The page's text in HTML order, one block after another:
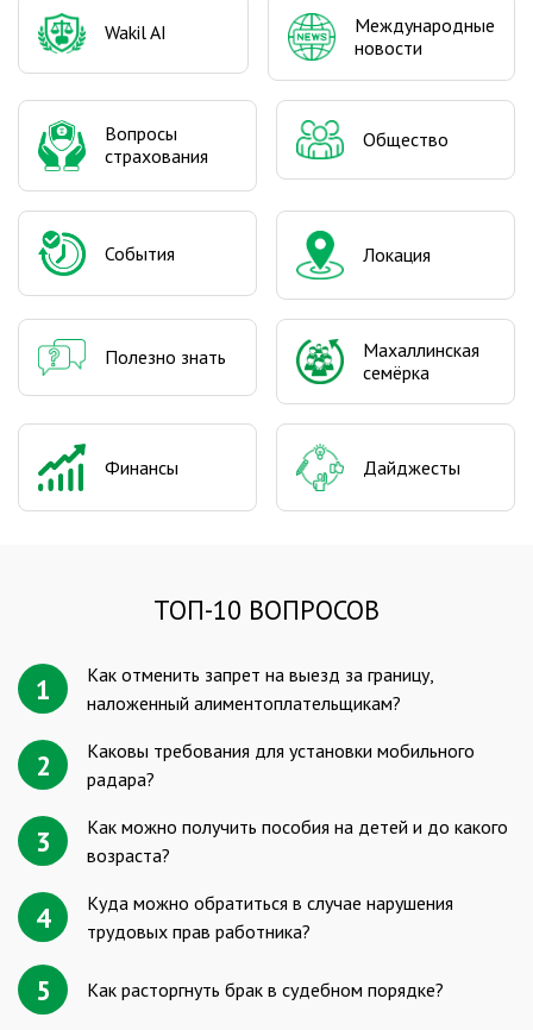
Wakil AI
Международные
новости
Вопросы
страхования
Общество
События Локация
Полезно знать
Махаллинская
семёрка
Финансы Дайджесты
ТОП-10 ВОПРОСОВ
1
Как отменить запрет на выезд за границу,
наложенный алиментоплательщикам?
2
Каковы требования для установки мобильного
радара?
3
Как можно получить пособия на детей и до какого
возраста?
4
Куда можно обратиться в случае нарушения
трудовых прав работника?
5 Как расторгнуть брак в судебном порядке?